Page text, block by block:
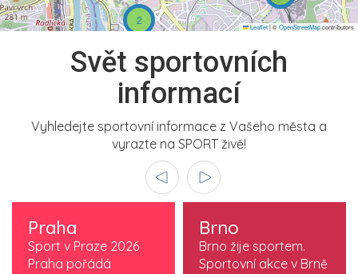
2
Leaflet|©OpenStreetMapcontributors
Svět sportovních
informací
Vyhledejte sportovní informace z Vašeho města a
vyrazte na SPORT živě!
Praha
Sport v Praze 2026
Praha pořádá
Brno
Brno žije sportem.
Sportovní akce v Brně